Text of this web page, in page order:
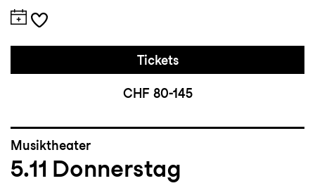
Tickets
CHF 80-145
Musiktheater
5.11 Donnerstag